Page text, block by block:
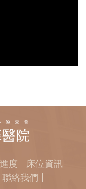
度
床位資訊
聯絡我們